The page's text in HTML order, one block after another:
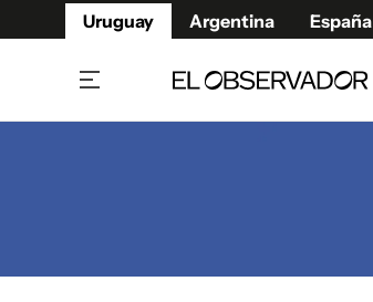
Uruguay Argentina España